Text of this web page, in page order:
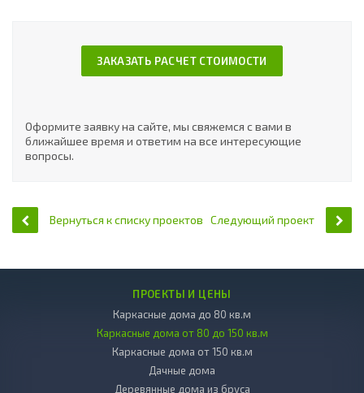
ЗАКАЗАТЬ РАСЧЕТ СТОИМОСТИ
Оформите заявку на сайте, мы свяжемся с вами в
ближайшее время и ответим на все интересующие
вопросы.
Вернуться к списку проектов Следующий проект
ПРОЕКТЫ И ЦЕНЫ
Каркасные дома до 80 кв.м
Каркасные дома от 80 до 150 кв.м
Каркасные дома от 150 кв.м
Дачные дома
Деревянные дома из бруса